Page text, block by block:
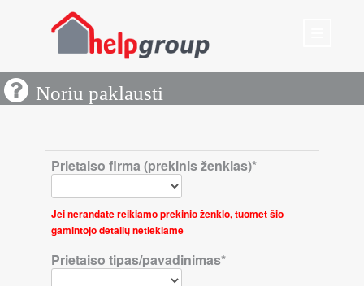
Noriu paklausti
Prietaiso firma (prekinis ženklas)*
Jei nerandate reikiamo prekinio ženklo, tuomet šio
gamintojo detalių netiekiame
Prietaiso tipas/pavadinimas*